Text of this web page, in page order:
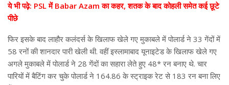
ये भी पढ़े: PSL में Babar Azam का कहर, शतक के बाद कोहली समेत कई छूटे
पीछे
फिर इसके बाद लाहौर कलंदर्स के खिलाफ खेले गए मुकाबले में पोलार्ड ने 33 गेंदों में
58 रनों की शानदार पारी खेली थी. वहीं इस्लामाबाद यूनाइटेड के खिलाफ खेले गए
अगले मुकाबले में पोलार्ड ने 28 गेंदों का सहारा लेते हुए 48* रन बनाए थे. चार
पारियों में बैटिंग कर चुके पोलार्ड ने 164.86 के स्ट्राइक रेट से 183 रन बना लिए